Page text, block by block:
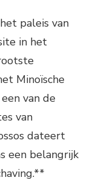
paleis van
in het
Minoïsche
van de
van
dateert
een belangrijk